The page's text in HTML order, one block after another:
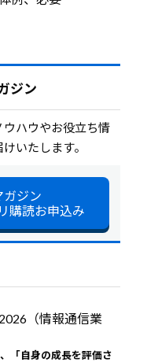
ジン
ウハウやお役立ち情
いたします。
ガジン
購読お申込み
（情報通信業
「自身の成長を評価さ